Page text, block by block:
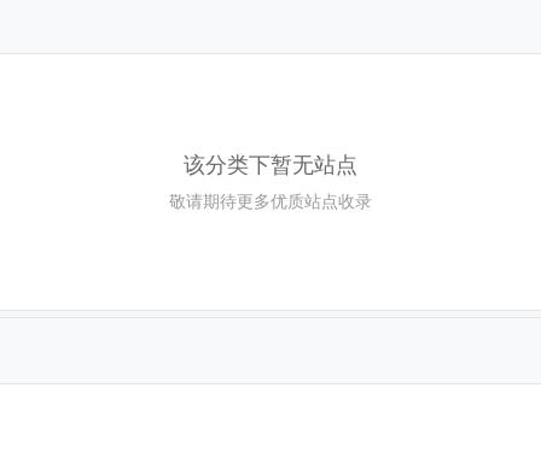
该分类下暂无站点
敬请期待更多优质站点收录